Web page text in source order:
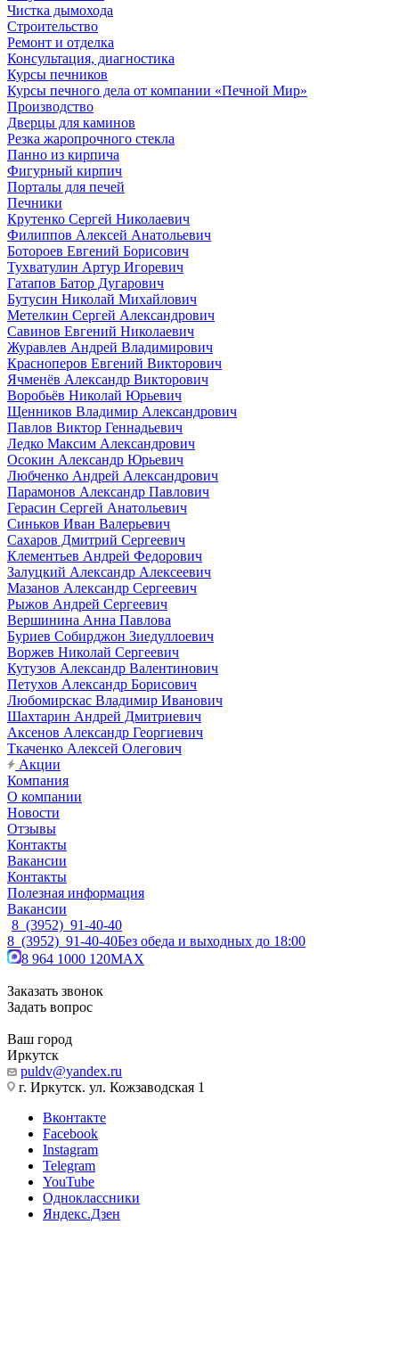
Чистка дымохода
Строительство
Ремонт и отделка
Консультация, диагностика
Курсы печников
Курсы печного дела от компании «Печной Мир»
Производство
Дверцы для каминов
Резка жаропрочного стекла
Панно из кирпича
Фигурный кирпич
Порталы для печей
Печники
Крутенко Сергей Николаевич
Филиппов Алексей Анатольевич
Ботороев Евгений Борисович
Тухватулин Артур Игоревич
Гатапов Батор Дугарович
Бутусин Николай Михайлович
Метелкин Сергей Александрович
Савинов Евгений Николаевич
Журавлев Андрей Владимирович
Красноперов Евгений Викторович
Ячменёв Александр Викторович
Воробьёв Николай Юрьевич
Щенников Владимир Александрович
Павлов Виктор Геннадьевич
Ледко Максим Александрович
Осокин Александр Юрьевич
Любченко Андрей Александрович
Парамонов Александр Павлович
Герасин Сергей Анатольевич
Синьков Иван Валерьевич
Сахаров Дмитрий Сергеевич
Клементьев Андрей Федорович
Залуцкий Александр Алексеевич
Мазанов Александр Сергеевич
Рыжов Андрей Сергеевич
Вершинина Анна Павлова
Буриев Собирджон Зиедуллоевич
Воржев Николай Сергеевич
Кутузов Александр Валентинович
Петухов Александр Борисович
Любомирскас Владимир Иванович
Шахтарин Андрей Дмитриевич
Аксенов Александр Георгиевич
Ткаченко Алексей Олегович
Акции
Компания
О компании
Новости
Отзывы
Контакты
Вакансии
Контакты
Полезная информация
Вакансии
8 (3952) 91-40-40
8 (3952) 91-40-40Без обеда и выходных до 18:00
8 964 1000 120MAX
Заказать звонок
Задать вопрос
Ваш город
Иркутск
puldv@yandex.ru
г. Иркутск. ул. Кожзаводская 1
Вконтакте
Facebook
Instagram
Telegram
YouTube
Одноклассники
Яндекс.Дзен